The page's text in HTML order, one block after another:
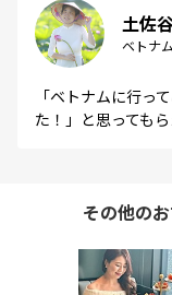
土佐
ベトナ
「ベトナムに行っ
た！」と思っても
その他の